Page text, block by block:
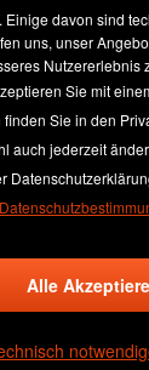
Mehrwertsteuer
wenn nicht
Anleitung
Händler-Login
Versand und
davon sind
uns, unser
Nutzererlebnis
Sie mit
Sie in den
auch jederzeit
Alle